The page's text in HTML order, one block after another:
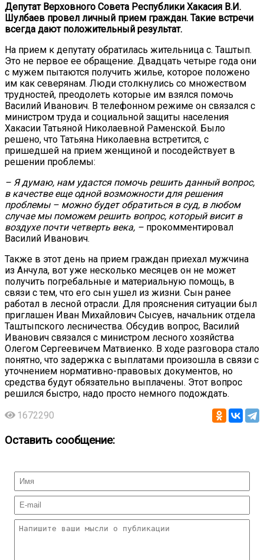
Депутат Верховного Совета Республики Хакасия В.И.
Шулбаев провел личный прием граждан. Такие встречи
всегда дают положительный результат.
На прием к депутату обратилась жительница с. Таштып.
Это не первое ее обращение. Двадцать четыре года они
с мужем пытаются получить жилье, которое положено
им как северянам. Люди столкнулись со множеством
трудностей, преодолеть которые им взялся помочь
Василий Иванович. В телефонном режиме он связался с
министром труда и социальной защиты населения
Хакасии Татьяной Николаевной Раменской. Было
решено, что Татьяна Николаевна встретится, с
пришедшей на прием женщиной и посодействует в
решении проблемы:
– Я думаю, нам удастся помочь решить данный вопрос,
в качестве еще одной возможности для решения
проблемы – можно будет обратиться в суд, в любом
случае мы поможем решить вопрос, который висит в
воздухе почти четверть века, – прокомментировал
Василий Иванович.
Также в этот день на прием граждан приехал мужчина
из Анчула, вот уже несколько месяцев он не может
получить погребальные и материальную помощь, в
связи с тем, что его сын ушел из жизни. Сын ранее
работал в лесной отрасли. Для прояснения ситуации был
приглашен Иван Михайлович Сысуев, начальник отдела
Таштыпского лесничества. Обсудив вопрос, Василий
Иванович связался с министром лесного хозяйства
Олегом Сергеевичем Матвиенко. В ходе разговора стало
понятно, что задержка с выплатами произошла в связи с
уточнением нормативно-правовых документов, но
средства будут обязательно выплачены. Этот вопрос
решился быстро, надо просто немного подождать.
1672290
Оставить сообщение: